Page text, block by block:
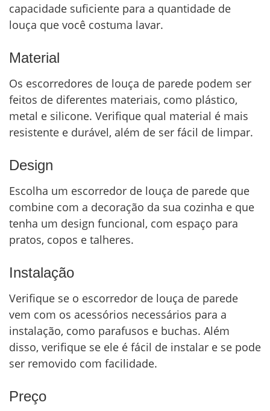
capacidade suficiente para a quantidade de
louça que você costuma lavar.
Material
Os escorredores de louça de parede podem ser
feitos de diferentes materiais, como plástico,
metal e silicone. Verifique qual material é mais
resistente e durável, além de ser fácil de limpar.
Design
Escolha um escorredor de louça de parede que
combine com a decoração da sua cozinha e que
tenha um design funcional, com espaço para
pratos, copos e talheres.
Instalação
Verifique se o escorredor de louça de parede
vem com os acessórios necessários para a
instalação, como parafusos e buchas. Além
disso, verifique se ele é fácil de instalar e se pode
ser removido com facilidade.
Preço